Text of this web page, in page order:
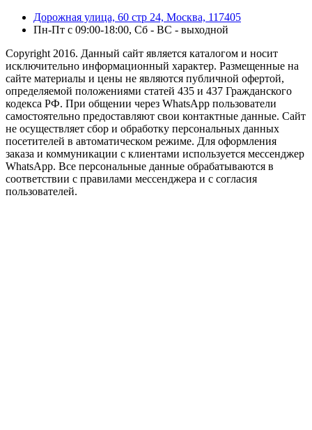
Дорожная улица, 60 стр 24, Москва, 117405
Пн-Пт с 09:00-18:00, Сб - ВС - выходной
Copyright 2016. Данный сайт является каталогом и носит
исключительно информационный характер. Размещенные на
сайте материалы и цены не являются публичной офертой,
определяемой положениями статей 435 и 437 Гражданского
кодекса РФ. При общении через WhatsApp пользователи
самостоятельно предоставляют свои контактные данные. Сайт
не осуществляет сбор и обработку персональных данных
посетителей в автоматическом режиме. Для оформления
заказа и коммуникации с клиентами используется мессенджер
WhatsApp. Все персональные данные обрабатываются в
соответствии с правилами мессенджера и с согласия
пользователей.